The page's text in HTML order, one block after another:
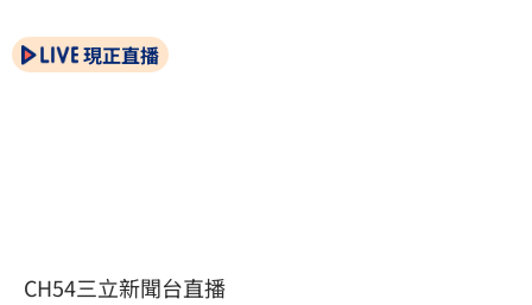
現正直播
CH54三立新聞台直播